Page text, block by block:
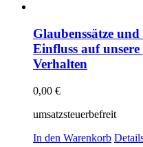
Glaubenssätze
Einfluss auf
Verhalten
0,00 €
umsatzsteuerbefreit
In den Warenkorb